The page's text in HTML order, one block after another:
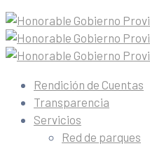
Rendición de Cuentas
Transparencia
Servicios
Red de parques